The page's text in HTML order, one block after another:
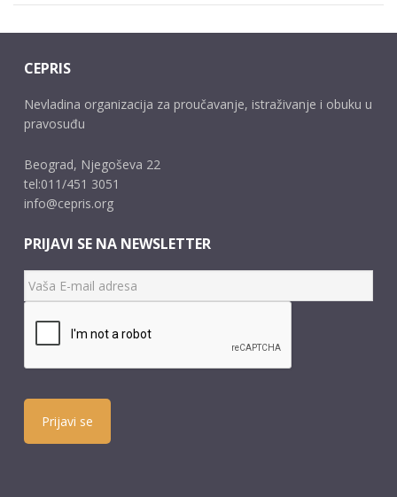
CEPRIS
Nevladina organizacija za proučavanje, istraživanje i obuku u
pravosuđu
Beograd, Njegoševa 22
tel:011/451 3051
info@cepris.org
PRIJAVI SE NA NEWSLETTER
Prijavi se